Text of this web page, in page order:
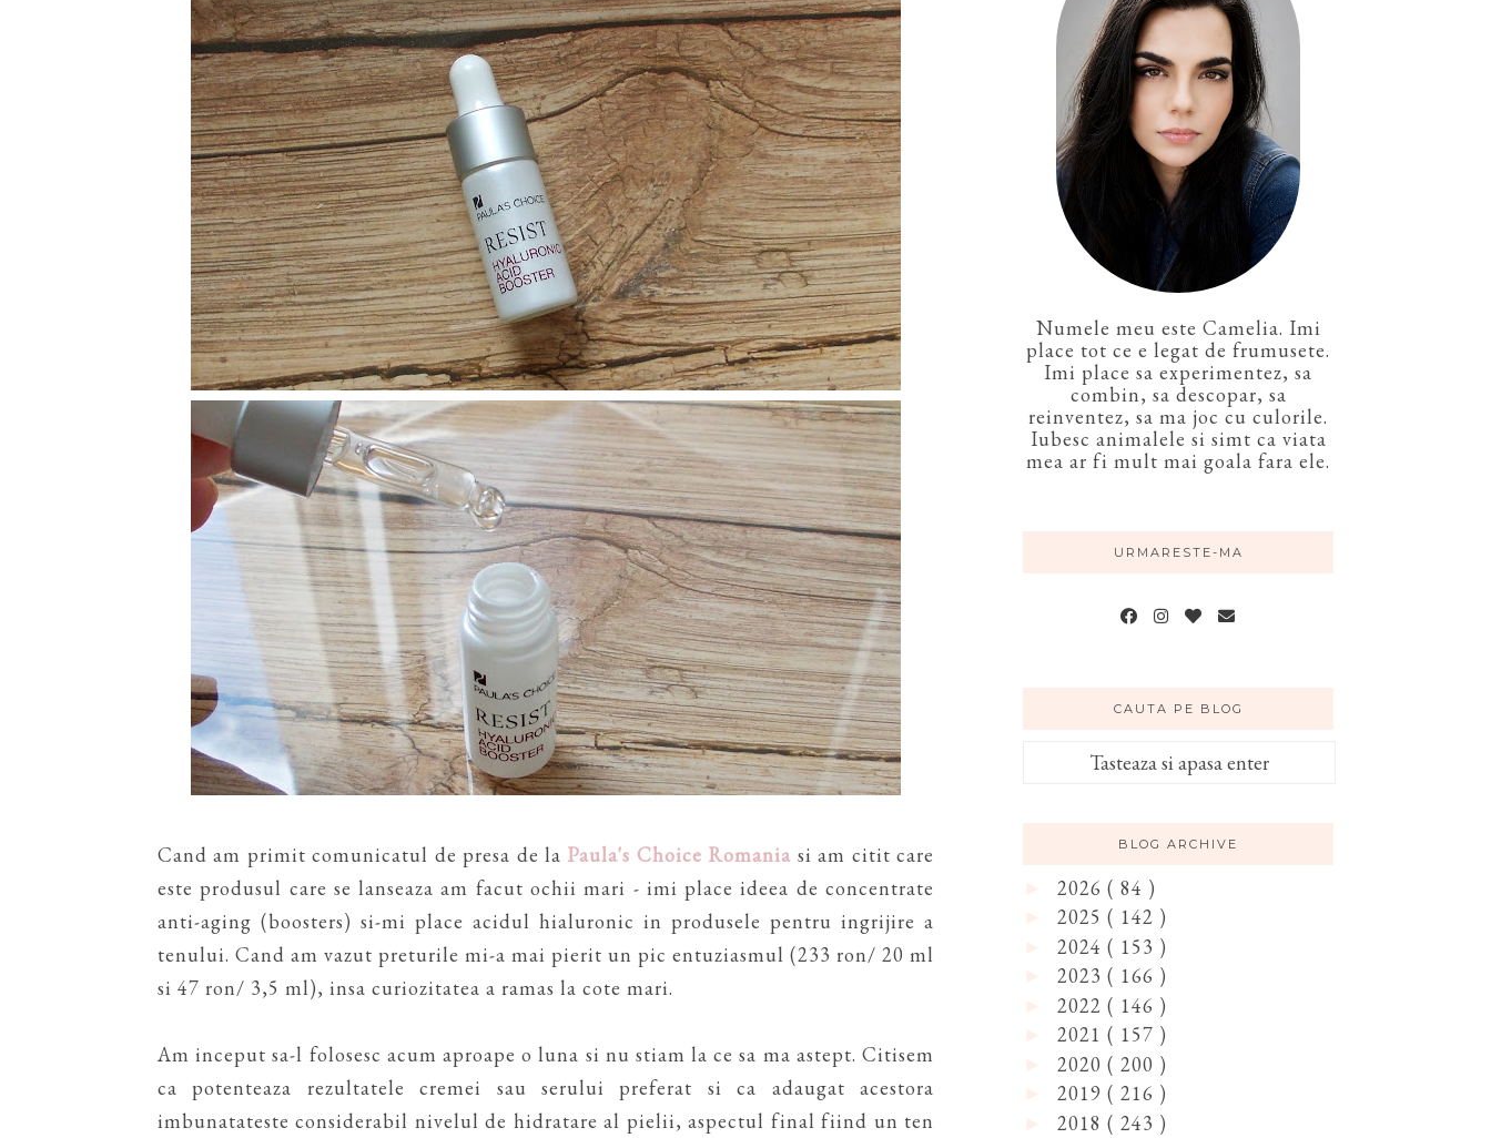
Cand am primit comunicatul de presa de la Paula's Choice Romania si am citit care
este produsul care se lanseaza am facut ochii mari - imi place ideea de concentrate
anti-aging (boosters) si-mi place acidul hialuronic in produsele pentru ingrijire a
tenului. Cand am vazut preturile mi-a mai pierit un pic entuziasmul (233 ron/ 20 ml
si 47 ron/ 3,5 ml), insa curiozitatea a ramas la cote mari.
Am inceput sa-l folosesc acum aproape o luna si nu stiam la ce sa ma astept. Citisem
ca potenteaza rezultatele cremei sau serului preferat si ca adaugat acestora
imbunatateste considerabil nivelul de hidratare al pielii, aspectul final fiind un ten
Numele meu este Camelia. Imi
place tot ce e legat de frumusete.
Imi place sa experimentez, sa
combin, sa descopar, sa
reinventez, sa ma joc cu culorile.
Iubesc animalele si simt ca viata
mea ar fi mult mai goala fara ele.
URMARESTE-MA
CAUTA PE BLOG
BLOG ARCHIVE
2026 ( 84 )
2025 ( 142 )
2024 ( 153 )
2023 ( 166 )
2022 ( 146 )
2021 ( 157 )
2020 ( 200 )
2019 ( 216 )
2018 ( 243 )